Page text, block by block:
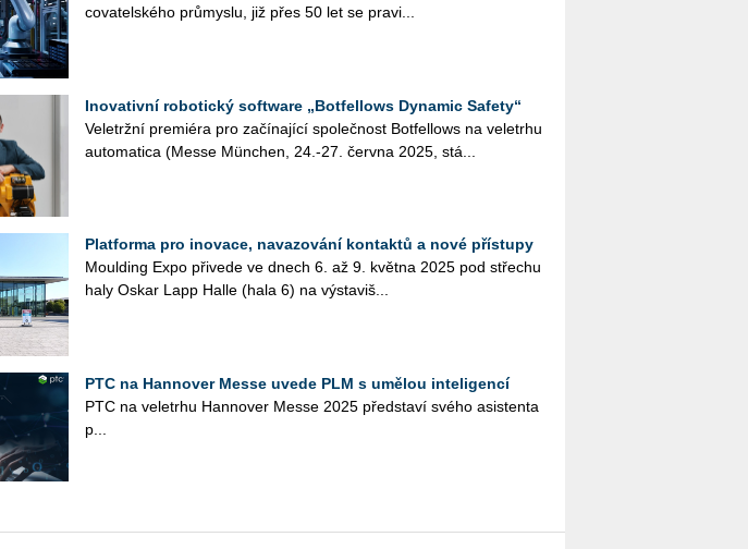
co­va­tel­ské­ho prů­mys­lu, již přes 50 let se pra­vi­...
Inovativní robotický software „Botfellows Dynamic Safety“
Ve­letrž­ní pre­mi­é­ra pro za­čí­na­jí­cí spo­leč­nost Bot­fel­lows na ve­letr­hu
au­to­ma­ti­ca (Messe München, 24.-27. červ­na 2025, stá...
Platforma pro inovace, navazování kontaktů a nové přístupy
Moul­ding Expo při­ve­de ve dnech 6. až 9. květ­na 2025 pod stře­chu
haly Oskar Lapp Halle (hala 6) na vý­sta­viš­...
PTC na Hannover Messe uvede PLM s umělou inteligencí
PTC na ve­letr­hu Han­no­ver Messe 2025 před­sta­ví svého asi­s­ten­ta
p...